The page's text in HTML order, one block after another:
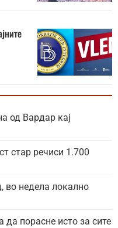
од Вардар кај
стар речиси 1.700
во недела локално
да порасне исто за сите